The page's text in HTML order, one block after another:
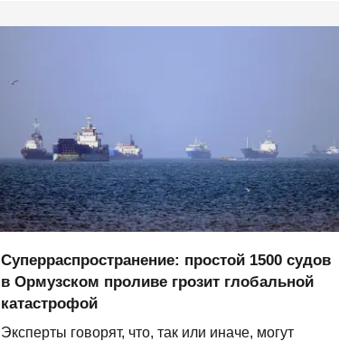
Суперраспространение: простой 1500 судов
в Ормузском проливе грозит глобальной
катастрофой
Эксперты говорят, что, так или иначе, могут